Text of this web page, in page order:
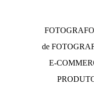
de
E-